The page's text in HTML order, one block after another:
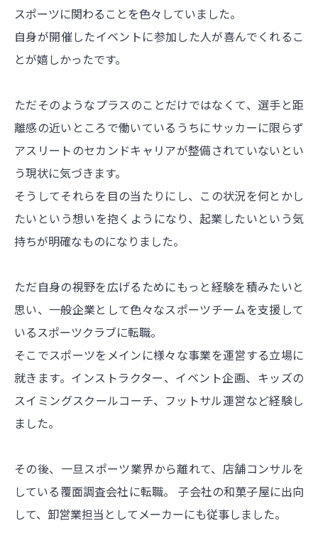
スポーツに関わることを色々していました。
自身が開催したイベントに参加した人が喜んでくれるこ
とが嬉しかったです。
ただそのようなプラスのことだけではなくて、選手と距
離感の近いところで働いているうちにサッカーに限らず
アスリートのセカンドキャリアが整備されていないとい
う現状に気づきます。
そうしてそれらを目の当たりにし、この状況を何とかし
たいという想いを抱くようになり、起業したいという気
持ちが明確なものになりました。
ただ自身の視野を広げるためにもっと経験を積みたいと
思い、一般企業として色々なスポーツチームを支援して
いるスポーツクラブに転職。
そこでスポーツをメインに様々な事業を運営する立場に
就きます。インストラクター、イベント企画、キッズの
スイミングスクールコーチ、フットサル運営など経験し
ました。
その後、一旦スポーツ業界から離れて、店舗コンサルを
している覆面調査会社に転職。 子会社の和菓子屋に出向
して、卸営業担当としてメーカーにも従事しました。